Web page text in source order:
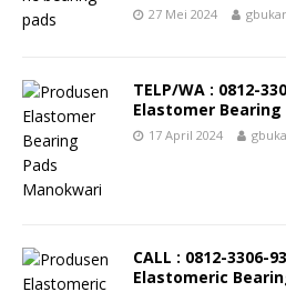
27 Mei 2024
TELP/WA : 0812-
Elastomer
17 April 2024
CALL : 0812-3306-
Elastomeric